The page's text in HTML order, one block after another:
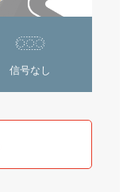
信号なし